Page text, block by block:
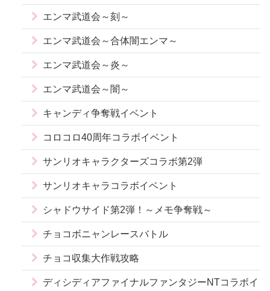
エンマ武道会～刻～
エンマ武道会～合体闇エンマ～
エンマ武道会～炎～
エンマ武道会～闇～
キャンディ争奪戦イベント
コロコロ40周年コラボイベント
サンリオキャラクターズコラボ第2弾
サンリオキャラコラボイベント
シャドウサイド第2弾！～メモ争奪戦～
チョコボニャンレースバトル
チョコ収集大作戦攻略
ディシディアファイナルファンタジーNTコラボイ